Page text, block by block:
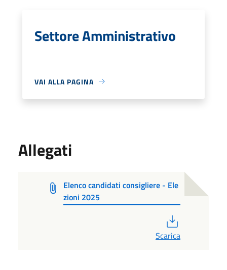
Settore Amministrativo
VAI ALLA PAGINA
Allegati
Elenco candidati consigliere - Ele
zioni 2025
Scarica